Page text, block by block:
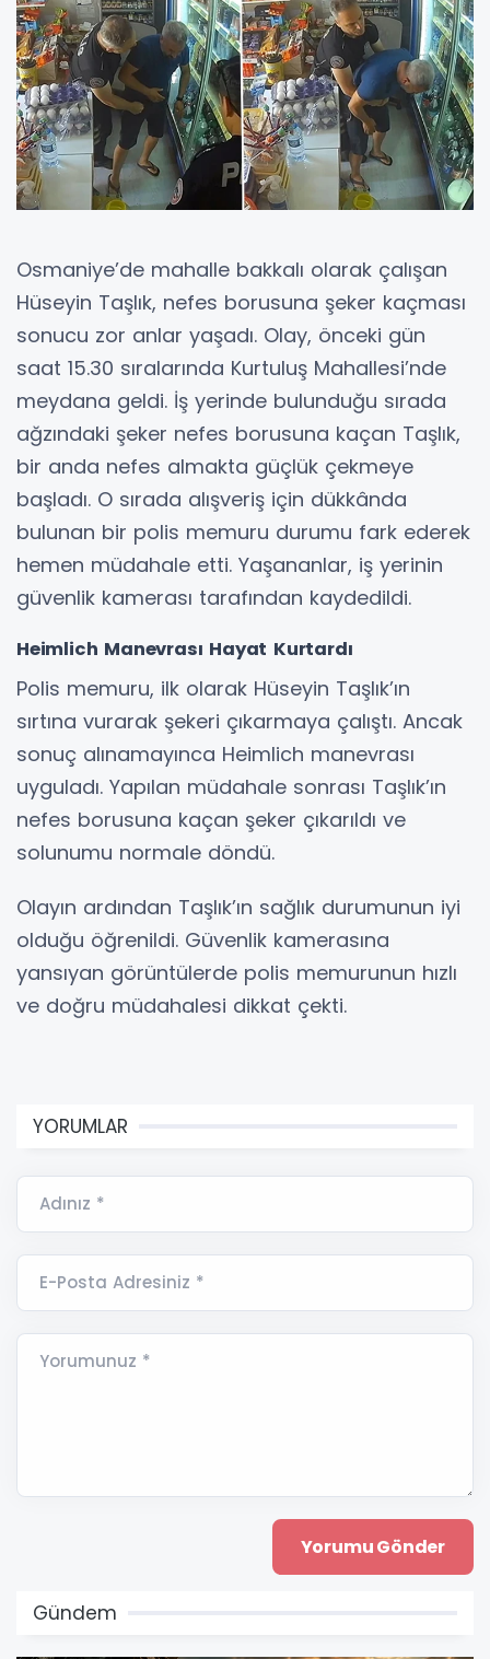
Osmaniye’de mahalle bakkalı olarak çalışan
Hüseyin Taşlık, nefes borusuna şeker kaçması
sonucu zor anlar yaşadı. Olay, önceki gün
saat 15.30 sıralarında Kurtuluş Mahallesi’nde
meydana geldi. İş yerinde bulunduğu sırada
ağzındaki şeker nefes borusuna kaçan Taşlık,
bir anda nefes almakta güçlük çekmeye
başladı. O sırada alışveriş için dükkânda
bulunan bir polis memuru durumu fark ederek
hemen müdahale etti. Yaşananlar, iş yerinin
güvenlik kamerası tarafından kaydedildi.
Heimlich Manevrası Hayat Kurtardı
Polis memuru, ilk olarak Hüseyin Taşlık’ın
sırtına vurarak şekeri çıkarmaya çalıştı. Ancak
sonuç alınamayınca Heimlich manevrası
uyguladı. Yapılan müdahale sonrası Taşlık’ın
nefes borusuna kaçan şeker çıkarıldı ve
solunumu normale döndü.
Olayın ardından Taşlık’ın sağlık durumunun iyi
olduğu öğrenildi. Güvenlik kamerasına
yansıyan görüntülerde polis memurunun hızlı
ve doğru müdahalesi dikkat çekti.
YORUMLAR
Adınız *
E-Posta Adresiniz *
Yorumunuz *
Gündem